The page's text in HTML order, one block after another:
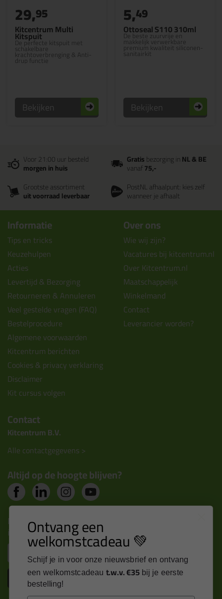
Kitcentrum Multi
Kitspuit
De perfecte kitspuit met
schakelbare
krachtoverbrenging & Anti-
drup functie
29,95
Bekijken
Ottoseal S110 310ml
De beste zuurvrije en
makkelijk verwerkbare
premium kwaliteit siliconen-
sanitairkit
5,49
Bekijken
Voor 21:00 uur besteld
morgen in huis
Gratisbezorging inNL & BE
vanaf75,-
Grootste assortiment
uit voorraad leverbaar
PostNL afhaalpunt: kies zelf
wanneer je afhaalt
Informatie
Tips en tricks
Keuzehulpen
Acties
Levertijd & Bezorging
Retourneren & Annuleren
Veel gestelde vragen (FAQ)
Bestelprocedure
Algemene voorwaarden
Kitcentrum berichten
Cookies & privacy verklaring
Disclaimer
Kit cursus volgen
Over ons
Wie wij zijn?
Vacatures bij kitcentrum.nl
Over Kitcentrum.nl
Maatschappelijk
Winkelmand
Contact
Leverancier worden?
Contact
Kitcentrum B.V.
Alle contactgegevens >
Altijd op de hoogte blijven?
Nieuws, tips en exclusieve deals rechtstreeks in je
inbox
Inschrijven
Ontvang een
welkomstcadeau 💚
Schijf je in voor onze nieuwsbrief en ontvang
een welkomstcadeau t.w.v. €35 bij je eerste
bestelling!